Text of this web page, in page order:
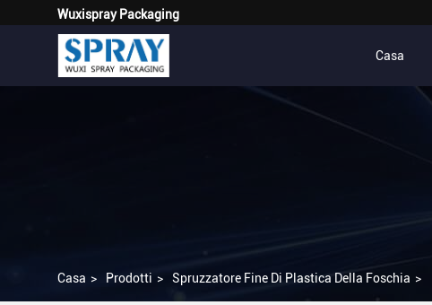
Wuxispray Packaging
Casa
Casa > Prodotti > Spruzzatore Fine Di Plastica Della Foschia >